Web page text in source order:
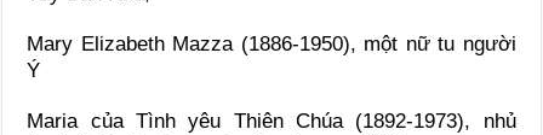
Mary Elizabeth Mazza (1886-1950), một nữ tu người
Ý
Maria của Tình yêu Thiên Chúa (1892-1973), nhủ